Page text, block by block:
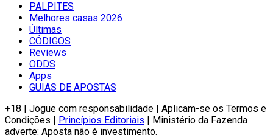
PALPITES
Melhores casas 2026
Últimas
CÓDIGOS
Reviews
ODDS
Apps
GUIAS DE APOSTAS
+18 | Jogue com responsabilidade | Aplicam-se os Termos e
Condições | Princípios Editoriais | Ministério da Fazenda
adverte: Aposta não é investimento.